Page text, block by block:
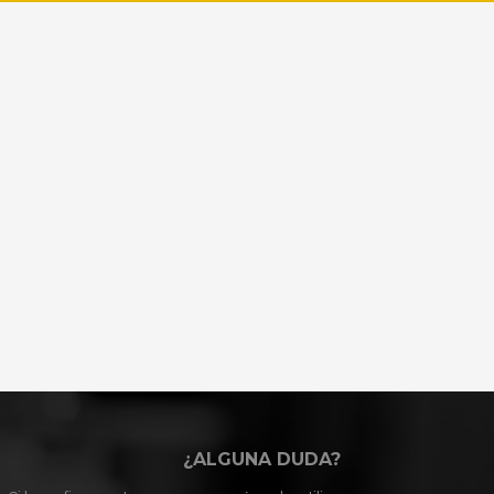
¿ALGUNA DUDA?